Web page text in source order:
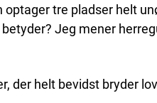
optager tre pladser helt
Jeg mener
der helt bevidst bryder